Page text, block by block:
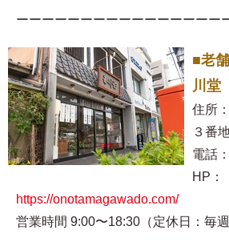
ーーーーーーーーーーーーーーーー
■老
川堂
住所
３番
電話
HP：
https://onotamagawado.com/
営業時間 9:00〜18:30（定休日：毎週